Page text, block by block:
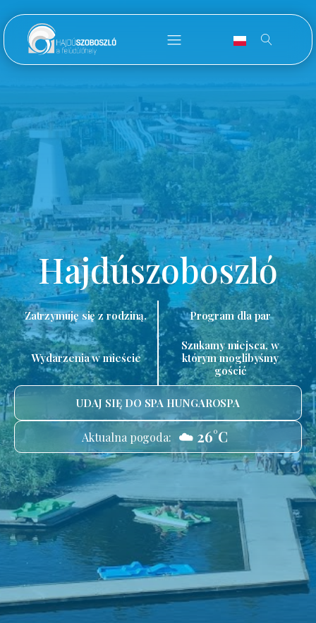
Hajdúszoboszló
Zatrzymuję się z rodziną. Program dla par
Wydarzenia w mieście
Szukamy miejsca, w
którym moglibyśmy
gościć
UDAJ SIĘ DO SPA HUNGAROSPA
Aktualna pogoda: ☁️ 26°C